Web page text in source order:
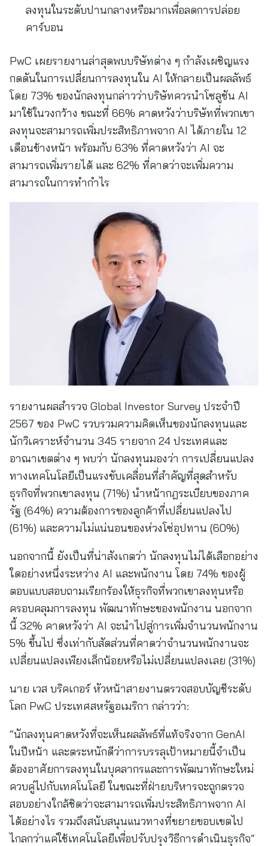
ลงทุนในระดับปานกลางหรือมากเพื่อลดการปล่อย
คาร์บอน
PwC เผยรายงานล่าสุดพบบริษัทต่าง ๆ กำลังเผชิญแรง
กดดันในการเปลี่ยนการลงทุนใน AI ให้กลายเป็นผลลัพธ์
โดย 73% ของนักลงทุนกล่าวว่าบริษัทควรนำโซลูชัน AI
มาใช้ในวงกว้าง ขณะที่ 66% คาดหวังว่าบริษัทที่พวกเขา
ลงทุนจะสามารถเพิ่มประสิทธิภาพจาก AI ได้ภายใน 12
เดือนข้างหน้า พร้อมกับ 63% ที่คาดหวังว่า AI จะ
สามารถเพิ่มรายได้ และ 62% ที่คาดว่าจะเพิ่มความ
สามารถในการทำกำไร
รายงานผลสำรวจ Global Investor Survey ประจำปี
2567 ของ PwC รวบรวมความคิดเห็นของนักลงทุนและ
นักวิเคราะห์จำนวน 345 รายจาก 24 ประเทศและ
อาณาเขตต่าง ๆ พบว่า นักลงทุนมองว่า การเปลี่ยนแปลง
ทางเทคโนโลยีเป็นแรงขับเคลื่อนที่สำคัญที่สุดสำหรับ
ธุรกิจที่พวกเขาลงทุน (71%) นำหน้ากฎระเบียบของภาค
รัฐ (64%) ความต้องการของลูกค้าที่เปลี่ยนแปลงไป
(61%) และความไม่แน่นอนของห่วงโซ่อุปทาน (60%)
นอกจากนี้ ยังเป็นที่น่าสังเกตว่า นักลงทุนไม่ได้เลือกอย่าง
ใดอย่างหนึ่งระหว่าง AI และพนักงาน โดย 74% ของผู้
ตอบแบบสอบถามเรียกร้องให้ธุรกิจที่พวกเขาลงทุนหรือ
ครอบคลุมการลงทุน พัฒนาทักษะของพนักงาน นอกจาก
นี้ 32% คาดหวังว่า AI จะนำไปสู่การเพิ่มจำนวนพนักงาน
5% ขึ้นไป ซึ่งเท่ากับสัดส่วนที่คาดว่าจำนวนพนักงานจะ
เปลี่ยนแปลงเพียงเล็กน้อยหรือไม่เปลี่ยนแปลงเลย (31%)
นาย เวส บริคเกอร์ หัวหน้าสายงานตรวจสอบบัญชีระดับ
โลก PwC ประเทศสหรัฐอเมริกา กล่าวว่า:
“นักลงทุนคาดหวังที่จะเห็นผลลัพธ์ที่แท้จริงจาก GenAI
ในปีหน้า และตระหนักดีว่าการบรรลุเป้าหมายนี้จำเป็น
ต้องอาศัยการลงทุนในบุคลากรและการพัฒนาทักษะใหม่
ควบคู่ไปกับเทคโนโลยี ในขณะที่ฝ่ายบริหารจะถูกตรวจ
สอบอย่างใกล้ชิดว่าจะสามารถเพิ่มประสิทธิภาพจาก AI
ได้อย่างไร รวมถึงสนับสนุนแนวทางที่ขยายขอบเขตไป
ไกลกว่าแค่ใช้เทคโนโลยีเพื่อปรับปรุงวิธีการดำเนินธุรกิจ”